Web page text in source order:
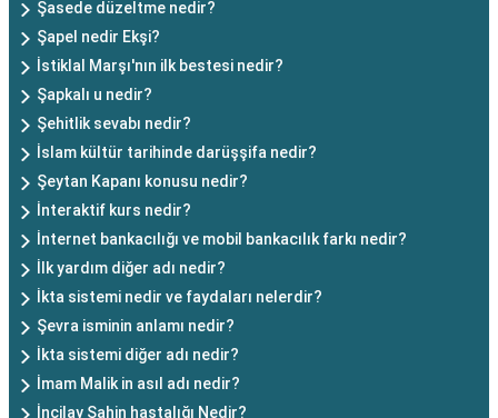
Şasede düzeltme nedir?
Şapel nedir Ekşi?
İstiklal Marşı'nın ilk bestesi nedir?
Şapkalı u nedir?
Şehitlik sevabı nedir?
İslam kültür tarihinde darüşşifa nedir?
Şeytan Kapanı konusu nedir?
İnteraktif kurs nedir?
İnternet bankacılığı ve mobil bankacılık farkı nedir?
İlk yardım diğer adı nedir?
İkta sistemi nedir ve faydaları nelerdir?
Şevra isminin anlamı nedir?
İkta sistemi diğer adı nedir?
İmam Malik in asıl adı nedir?
İncilay Şahin hastalığı Nedir?